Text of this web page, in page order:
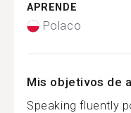
APRENDE
Polaco
Mis objetivos de
Speaking fluently